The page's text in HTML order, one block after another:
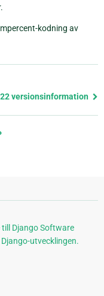
kodning av
versionsinformation
till Django Software
utvecklingen.